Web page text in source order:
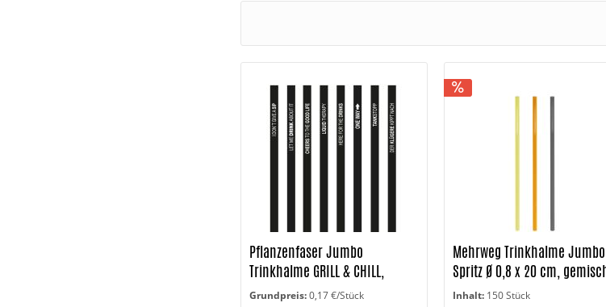
Pflanzenfaser Jumbo
Trinkhalme GRILL & CHILL,
schwarz/weiß
Grundpreis:0,17 €/Stück
Mehrweg Trinkhalme Jumbo
Spritz Ø 0,8 x 20 cm,
Inhalt: 150 Stück